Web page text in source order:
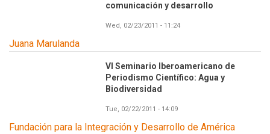
comunicación y desarrollo
Wed, 02/23/2011 - 11:24
Juana Marulanda
VI Seminario Iberoamericano de
Periodismo Científico: Agua y
Biodiversidad
Tue, 02/22/2011 - 14:09
Fundación para la Integración y Desarrollo de América